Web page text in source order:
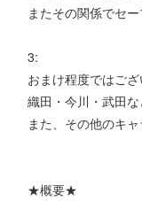
またその関係でセ
3:
おまけ程度ではござ
織田・今川・武田
また、その他のキ
★概要★